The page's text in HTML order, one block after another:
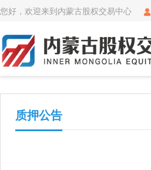
您好，欢迎来到内蒙古股权交易中心
质押公告